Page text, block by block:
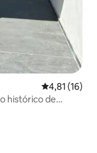
4,81 de uma
4,81 (16)
histórico de